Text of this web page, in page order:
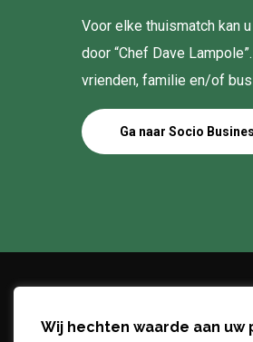
Voor elke thuismatch kan
door “Chef Dave
vrienden, familie en/of
Ga naar Socio
Adres
Wij hechten waarde aan uw